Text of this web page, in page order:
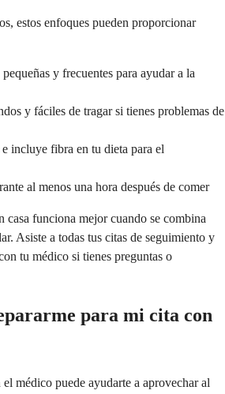
estos enfoques pueden proporcionar
y frecuentes para ayudar a la
y fáciles de tragar si tienes problemas de
incluye fibra en tu dieta para el
al menos una hora después de comer
casa funciona mejor cuando se combina
Asiste a todas tus citas de seguimiento y
tu médico si tienes preguntas o
para mi cita con
médico puede ayudarte a aprovechar al